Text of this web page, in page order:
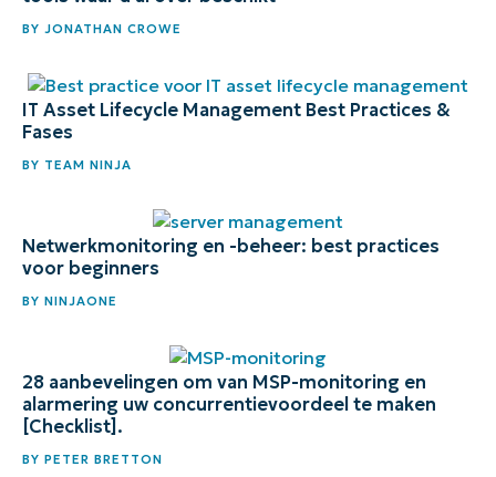
BY JONATHAN CROWE
IT Asset Lifecycle Management Best Practices &
Fases
BY TEAM NINJA
Netwerkmonitoring en -beheer: best practices
voor beginners
BY NINJAONE
28 aanbevelingen om van MSP-monitoring en
alarmering uw concurrentievoordeel te maken
[Checklist].
BY PETER BRETTON